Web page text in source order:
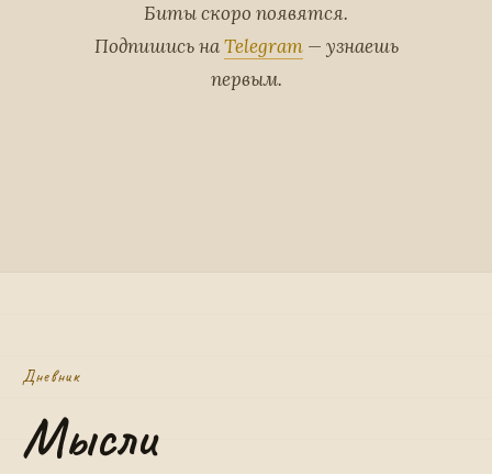
Биты скоро появятся.
Подпишись наTelegram— узнаешь
первым.
Дневник
Мысли